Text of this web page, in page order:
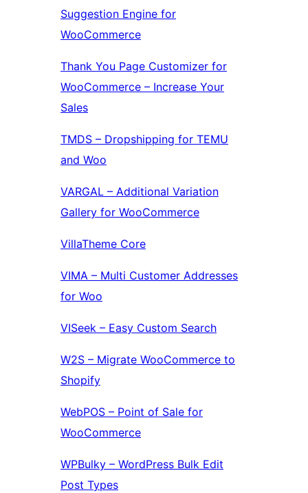
Suggestion Engine for
WooCommerce
Thank You Page Customizer for
WooCommerce – Increase Your
Sales
TMDS – Dropshipping for TEMU
and Woo
VARGAL – Additional Variation
Gallery for WooCommerce
VillaTheme Core
VIMA – Multi Customer Addresses
for Woo
VISeek – Easy Custom Search
W2S – Migrate WooCommerce to
Shopify
WebPOS – Point of Sale for
WooCommerce
WPBulky – WordPress Bulk Edit
Post Types